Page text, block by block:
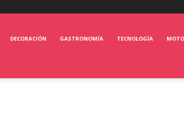
DECORACIÓN GASTRONOMÍA TECNOLOGÍA